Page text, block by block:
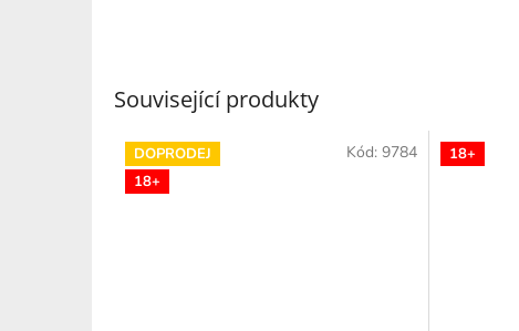
Související produkty
DOPRODEJ
18+
Kód: 9784 18+